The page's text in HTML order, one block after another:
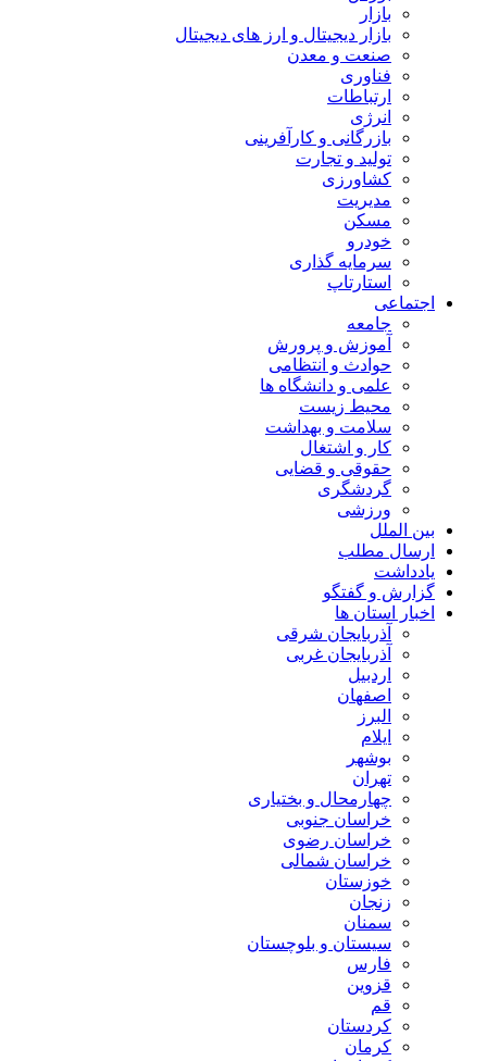
بازار
بازار دیجیتال و ارز های دیجیتال
صنعت و معدن
فناوری
ارتباطات
انرژی
بازرگانی و کارآفرینی
تولید و تجارت
کشاورزی
مدیریت
مسکن
خودرو
سرمایه گذاری
استارتاپ
اجتماعی
جامعه
آموزش و پرورش
حوادث و انتظامی
علمی و دانشگاه ها
محیط زیست
سلامت و بهداشت
کار و اشتغال
حقوقی و قضایی
گردشگری
ورزشی
بین الملل
ارسال مطلب
یادداشت
گزارش و گفتگو
اخبار استان ها
آذربایجان شرقی
آذربایجان غربی
اردبیل
اصفهان
البرز
ایلام
بوشهر
تهران
چهارمحال و بختیاری
خراسان جنوبی
خراسان رضوی
خراسان شمالی
خوزستان
زنجان
سمنان
سیستان و بلوچستان
فارس
قزوین
قم
کردستان
کرمان